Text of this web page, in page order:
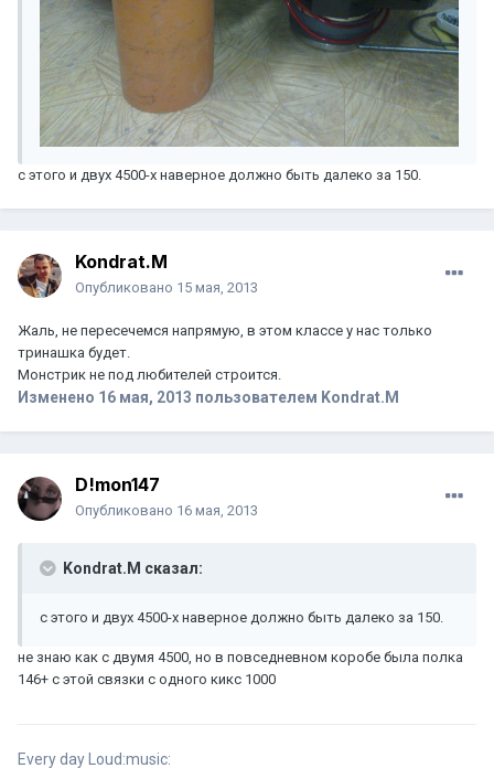
с этого и двух 4500-х наверное должно быть далеко за 150.
Kondrat.M
Опубликовано 15 мая, 2013
Жаль, не пересечемся напрямую, в этом классе у нас только
тринашка будет.
Монстрик не под любителей строится.
Изменено 16 мая, 2013 пользователем Kondrat.M
D!mon147
Опубликовано 16 мая, 2013
Kondrat.M сказал:
с этого и двух 4500-х наверное должно быть далеко за 150.
не знаю как с двумя 4500, но в повседневном коробе была полка
146+ с этой связки с одного кикс 1000
Every day Loud:music: